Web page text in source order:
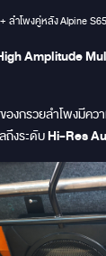
ลำโพงคู่หลังAlpine S65
Amplitude
องกรวยลำโพงมีคว
ถึงระดับHi-Res